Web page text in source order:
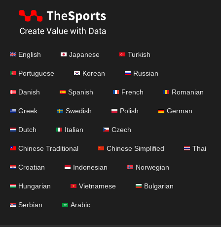
English Japanese Turkish
Portuguese Korean Russian
Danish Spanish French Romanian
Greek Swedish Polish German
Dutch Italian Czech
Chinese Traditional Chinese Simplified Thai
Croatian Indonesian Norwegian
Hungarian Vietnamese Bulgarian
Serbian Arabic